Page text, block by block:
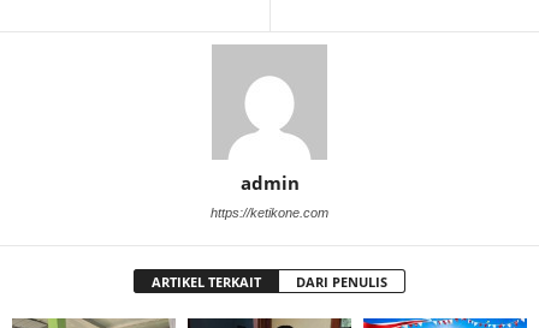
admin
https://ketikone.com
ARTIKEL TERKAIT DARI PENULIS